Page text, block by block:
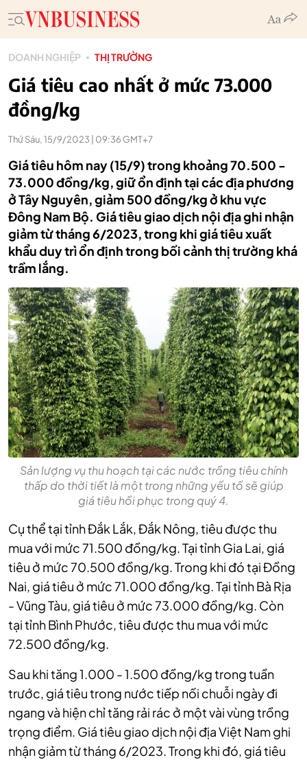
DOANH NGHIỆP THỊ TRƯỜNG
Giá tiêu cao nhất ở mức 73.000
đồng/kg
Thứ Sáu, 15/9/2023 | 09:36 GMT+7
Giá tiêu hôm nay (15/9) trong khoảng 70.500 -
73.000 đồng/kg, giữ ổn định tại các địa phương
ở Tây Nguyên, giảm 500 đồng/kg ở khu vực
Đông Nam Bộ. Giá tiêu giao dịch nội địa ghi nhận
giảm từ tháng 6/2023, trong khi giá tiêu xuất
khẩu duy trì ổn định trong bối cảnh thị trường khá
trầm lắng.
Sản lượng vụ thu hoạch tại các nước trồng tiêu chính
thấp do thời tiết là một trong những yếu tố sẽ giúp
giá tiêu hồi phục trong quý 4.
Cụ thể tại tỉnh Đắk Lắk, Đắk Nông, tiêu được thu
mua với mức 71.500 đồng/kg. Tại tỉnh Gia Lai, giá
tiêu ở mức 70.500 đồng/kg. Trong khi đó tại Đồng
Nai, giá tiêu ở mức 71.000 đồng/kg. Tại tỉnh Bà Rịa
- Vũng Tàu, giá tiêu ở mức 73.000 đồng/kg. Còn
tại tỉnh Bình Phước, tiêu được thu mua với mức
72.500 đồng/kg.
Sau khi tăng 1.000 - 1.500 đồng/kg trong tuần
trước, giá tiêu trong nước tiếp nối chuỗi ngày đi
ngang và hiện chỉ tăng rải rác ở một vài vùng trồng
trọng điểm. Giá tiêu giao dịch nội địa Việt Nam ghi
nhận giảm từ tháng 6/2023. Trong khi đó, giá tiêu